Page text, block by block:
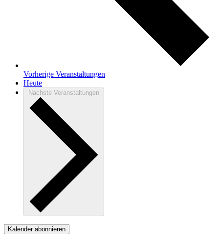
Vorherige Veranstaltungen
Heute
Nächste Veranstaltungen
Kalender abonnieren